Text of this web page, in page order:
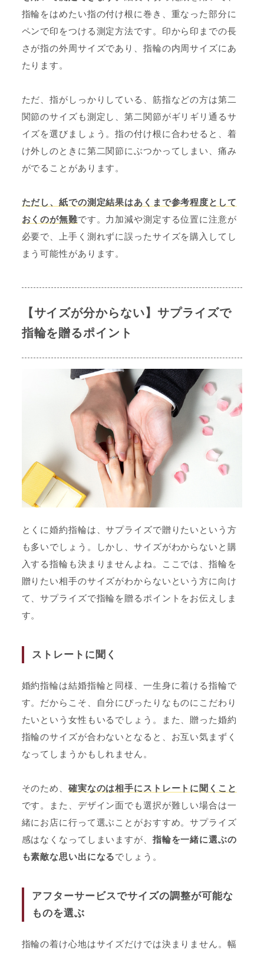
指輪をはめたい指の付け根に巻き、重なった部分に
ペンで印をつける測定方法です。印から印までの長
さが指の外周サイズであり、指輪の内周サイズにあ
たります。
ただ、指がしっかりしている、筋指などの方は第二
関節のサイズも測定し、第二関節がギリギリ通るサ
イズを選びましょう。指の付け根に合わせると、着
け外しのときに第二関節にぶつかってしまい、痛み
がでることがあります。
ただし、紙での測定結果はあくまで参考程度として
おくのが無難です。力加減や測定する位置に注意が
必要で、上手く測れずに誤ったサイズを購入してし
まう可能性があります。
【サイズが分からない】サプライズで
指輪を贈るポイント
とくに婚約指輪は、サプライズで贈りたいという方
も多いでしょう。しかし、サイズがわからないと購
入する指輪も決まりませんよね。ここでは、指輪を
贈りたい相手のサイズがわからないという方に向け
て、サプライズで指輪を贈るポイントをお伝えしま
す。
ストレートに聞く
婚約指輪は結婚指輪と同様、一生身に着ける指輪で
す。だからこそ、自分にぴったりなものにこだわり
たいという女性もいるでしょう。また、贈った婚約
指輪のサイズが合わないとなると、お互い気まずく
なってしまうかもしれません。
そのため、 確実なのは相手にストレートに聞くこと
です。また、デザイン面でも選択が難しい場合は一
緒にお店に行って選ぶことがおすすめ。サプライズ
感はなくなってしまいますが、 指輪を一緒に選ぶの
も素敵な思い出になるでしょう。
アフターサービスでサイズの調整が可能な
ものを選ぶ
指輪の着け心地はサイズだけでは決まりません。幅